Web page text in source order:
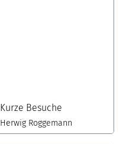
Kurze Besuche
Herwig Roggemann